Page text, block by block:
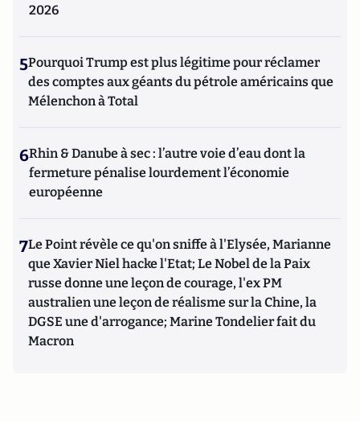
2026
5Pourquoi Trump est plus légitime pour réclamer
des comptes aux géants du pétrole américains que
Mélenchon à Total
6Rhin & Danube à sec : l’autre voie d’eau dont la
fermeture pénalise lourdement l’économie
européenne
7Le Point révèle ce qu'on sniffe à l'Elysée, Marianne
que Xavier Niel hacke l'Etat; Le Nobel de la Paix
russe donne une leçon de courage, l'ex PM
australien une leçon de réalisme sur la Chine, la
DGSE une d'arrogance; Marine Tondelier fait du
Macron